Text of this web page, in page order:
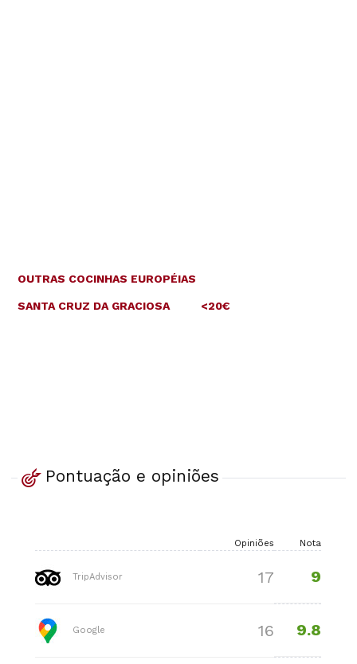
OUTRAS COCINHAS EUROPÉIAS
SANTA CRUZ DA GRACIOSA <20€
Pontuação e opiniões
Opiniões Nota
TripAdvisor 17 9
Google 16 9.8